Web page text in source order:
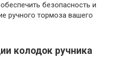
безопасность и
ручного тормоза вашего
колодок ручника